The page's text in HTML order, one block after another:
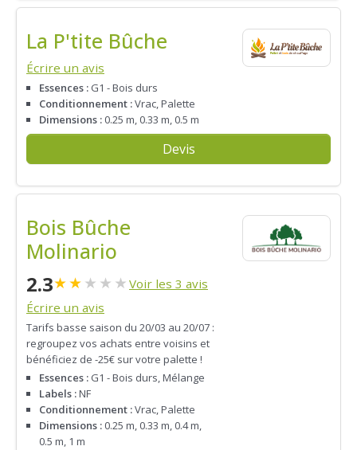
La P'tite Bûche
Écrire un avis
Essences : G1 - Bois durs
Conditionnement :Vrac, Palette
Dimensions : 0.25 m, 0.33 m, 0.5 m
Devis
Bois Bûche
Molinario
2.3★★★ ★ ★ Voir les 3 avis
Écrire un avis
Tarifs basse saison du 20/03 au 20/07 :
regroupez vos achats entre voisins et
bénéficiez de -25€ sur votre palette !
Essences : G1 - Bois durs, Mélange
Labels :NF
Conditionnement :Vrac, Palette
Dimensions : 0.25 m, 0.33 m, 0.4 m,
0.5 m, 1 m